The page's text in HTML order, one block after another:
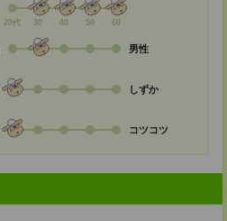
20代 30 40 50 60
男性
しずか
コツコツ